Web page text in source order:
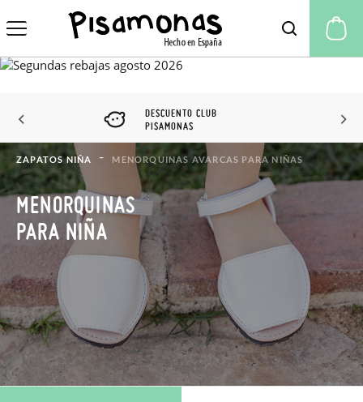
DESCUENTO CLUB
PISAMONAS
ZAPATOS NIÑA MENORQUINAS AVARCAS PARA NIÑAS
MENORQUINAS
PARA NIÑA